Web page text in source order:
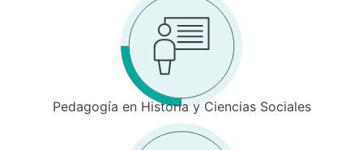
Pedagogía en Historia y Ciencias Sociales